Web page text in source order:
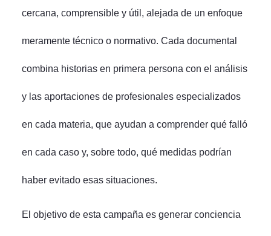
cercana, comprensible y útil, alejada de un enfoque
meramente técnico o normativo. Cada documental
combina historias en primera persona con el análisis
y las aportaciones de profesionales especializados
en cada materia, que ayudan a comprender qué falló
en cada caso y, sobre todo, qué medidas podrían
haber evitado esas situaciones.
El objetivo de esta campaña es generar conciencia